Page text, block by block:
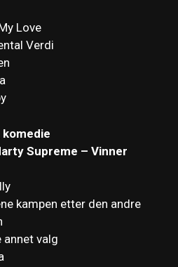
Love
Verdi
Supreme – Vinner
kampen etter den andre
annet valg